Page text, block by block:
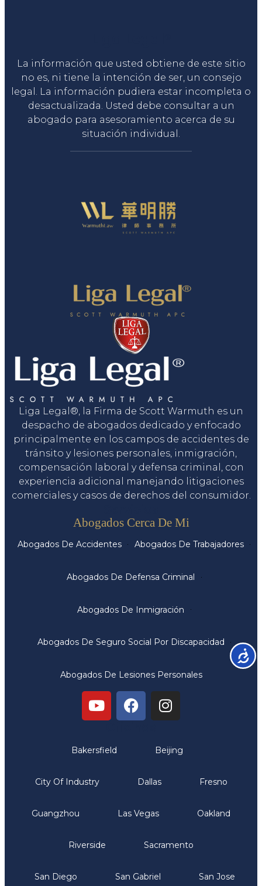
La información que usted obtiene de este sitio
no es, ni tiene la intención de ser, un consejo
legal. La información pudiera estar incompleta o
desactualizada. Usted debe consultar a un
abogado para asesoramiento acerca de su
situación individual.
Liga Legal®, la Firma de Scott Warmuth es un
despacho de abogados dedicado y enfocado
principalmente en los campos de accidentes de
tránsito y lesiones personales, inmigración,
compensación laboral y defensa criminal, con
experiencia adicional manejando litigaciones
comerciales y casos de derechos del consumidor.
Abogados Cerca De Mi
Abogados De Accidentes Abogados De Trabajadores
Abogados De Defensa Criminal
Abogados De Inmigración
Abogados De Seguro Social Por Discapacidad
Abogados De Lesiones Personales
Bakersfield Beijing
City Of Industry Dallas Fresno
Guangzhou Las Vegas Oakland
Riverside Sacramento
San Diego San Gabriel San Jose